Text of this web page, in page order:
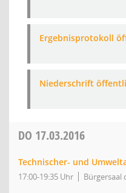
Ergebnisprotokoll
Niederschrift
DO 17.03.2016
Technischer- und
17:00-19:35 Uhr Bürgersaal